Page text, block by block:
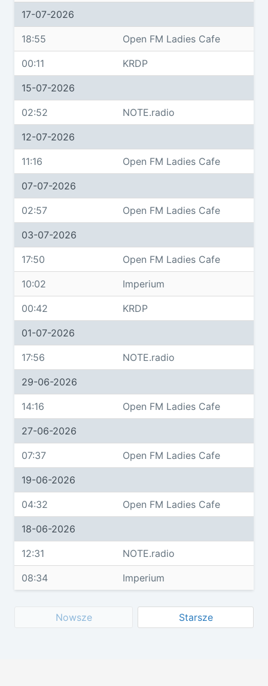
17-07-2026
18:55 Open FM Ladies Cafe
00:11 KRDP
15-07-2026
02:52 NOTE.radio
12-07-2026
11:16 Open FM Ladies Cafe
07-07-2026
02:57 Open FM Ladies Cafe
03-07-2026
17:50 Open FM Ladies Cafe
10:02 Imperium
00:42 KRDP
01-07-2026
17:56 NOTE.radio
29-06-2026
14:16 Open FM Ladies Cafe
27-06-2026
07:37 Open FM Ladies Cafe
19-06-2026
04:32 Open FM Ladies Cafe
18-06-2026
12:31 NOTE.radio
08:34 Imperium
Nowsze Starsze